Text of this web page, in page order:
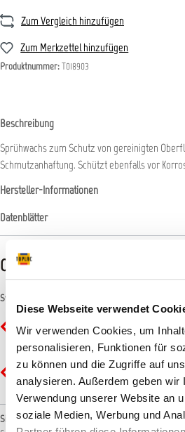
Diese Webseite verwendet
Wir verwenden Cookies, um
personalisieren, Funktionen für
zu können und die Zugriffe auf
analysieren. Außerdem geben wir
Verwendung unserer Website an
soziale Medien, Werbung und
Zum Vergleich hinzufügen
Zum Merkzettel hinzufügen
Produktnummer:T018903
Beschreibung
Sprühwachs zum Schutz von gereinigten
Schmutzanhaftung. Schützt ebenfalls vor
Hersteller-Informationen
Datenblätter
CLP-/REACH-Hinweise
Symbole
GHS02 - Flamme: Entzündbar
GHS07 - Ausrufezeichen:
Signalwort